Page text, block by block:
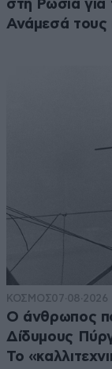
στη Ρωσία για
Ανάμεσά τους
ΚΟΣΜΟΣ07·08·2026
Ο άνθρωπος
Δίδυμους
Το